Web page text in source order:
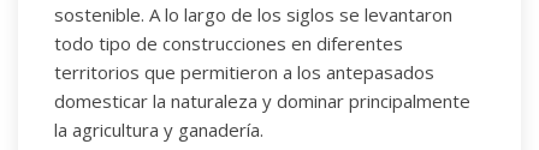
sostenible. A lo largo de los siglos se levantaron
todo tipo de construcciones en diferentes
territorios que permitieron a los antepasados
domesticar la naturaleza y dominar principalmente
la agricultura y ganadería.